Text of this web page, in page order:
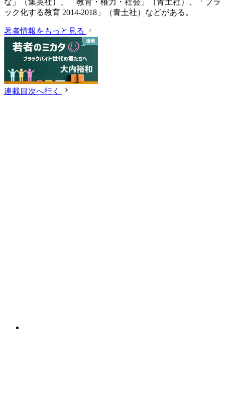
な」（集英社）、「教育・権力・社会」（青土社）、「ブラ
ック化する教育 2014-2018」（青土社）などがある。
著者情報をもっと見る
連載目次へ行く